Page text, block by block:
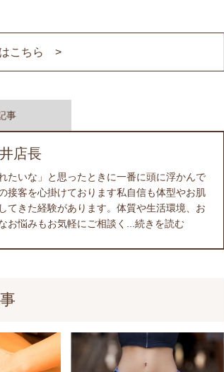
はこちら >
事
店長
たいな」と思ったときに一番に頭に浮かんで
接客を心掛けております私自信も体型やお肌
てきた経験があります。体質や生活環境、お
お悩みもお気軽にご相談く...続きを読む